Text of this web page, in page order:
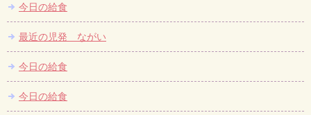
今日の給食
最近の児発 ながい
今日の給食
今日の給食